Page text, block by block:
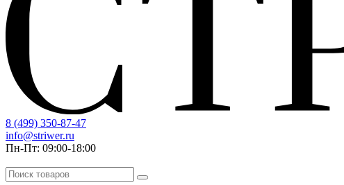
8 (499) 350-87-47
info@striwer.ru
Пн-Пт: 09:00-18:00